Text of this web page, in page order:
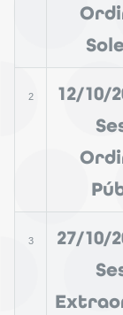
2
12/10/
3
27/10/